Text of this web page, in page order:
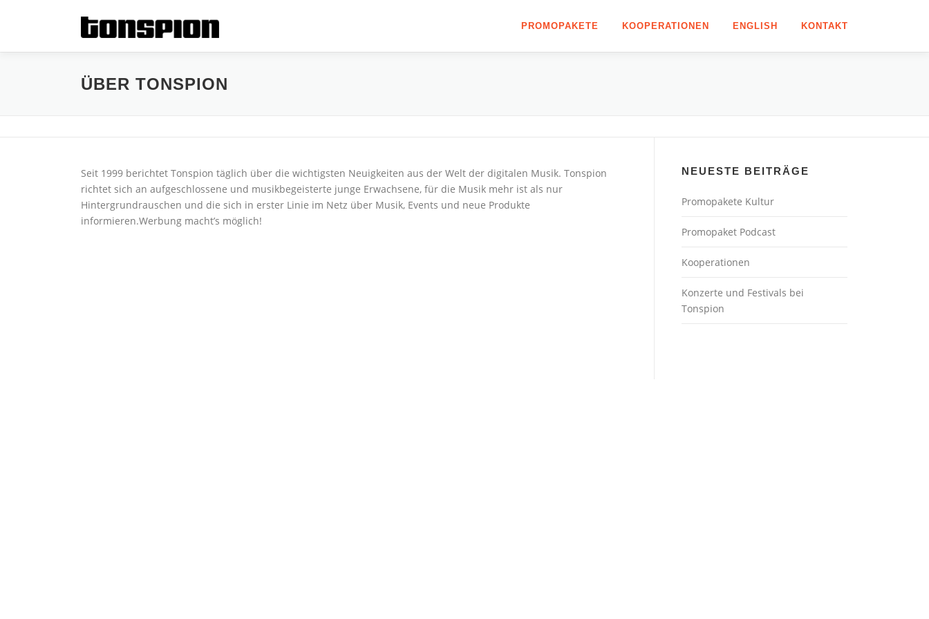
PROMOPAKETE KOOPERATIONEN ENGLISH KONTAKT
ÜBER TONSPION
Seit 1999 berichtet Tonspion täglich über die wichtigsten Neuigkeiten aus der Welt der digitalen Musik. Tonspion
richtet sich an aufgeschlossene und musikbegeisterte junge Erwachsene, für die Musik mehr ist als nur
Hintergrundrauschen und die sich in erster Linie im Netz über Musik, Events und neue Produkte
informieren.Werbung macht’s möglich!
NEUESTE BEITRÄGE
Promopakete Kultur
Promopaket Podcast
Kooperationen
Konzerte und Festivals bei
Tonspion